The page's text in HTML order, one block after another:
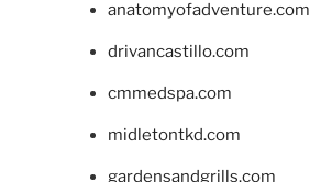
anatomyofadventure.com
drivancastillo.com
cmmedspa.com
midletontkd.com
gardensandgrills.com